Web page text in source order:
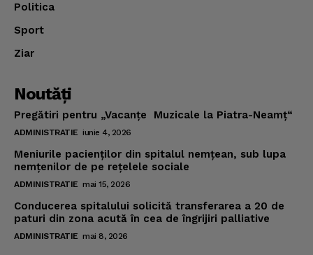
Politica
Sport
Ziar
Noutăţi
Pregătiri pentru „Vacanţe Muzicale la Piatra-Neamţ“
ADMINISTRATIE iunie 4, 2026
Meniurile pacienţilor din spitalul nemţean, sub lupa
nemţenilor de pe reţelele sociale
ADMINISTRATIE mai 15, 2026
Conducerea spitalului solicită transferarea a 20 de
paturi din zona acută în cea de îngrijiri palliative
ADMINISTRATIE mai 8, 2026